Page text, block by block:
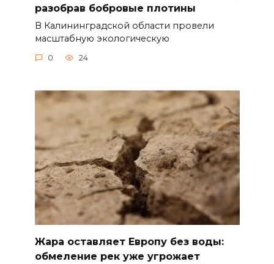
разобрав бобровые плотины
В Калининградской области провели
масштабную экологическую
0 24
Жара оставляет Европу без воды:
обмеление рек уже угрожает